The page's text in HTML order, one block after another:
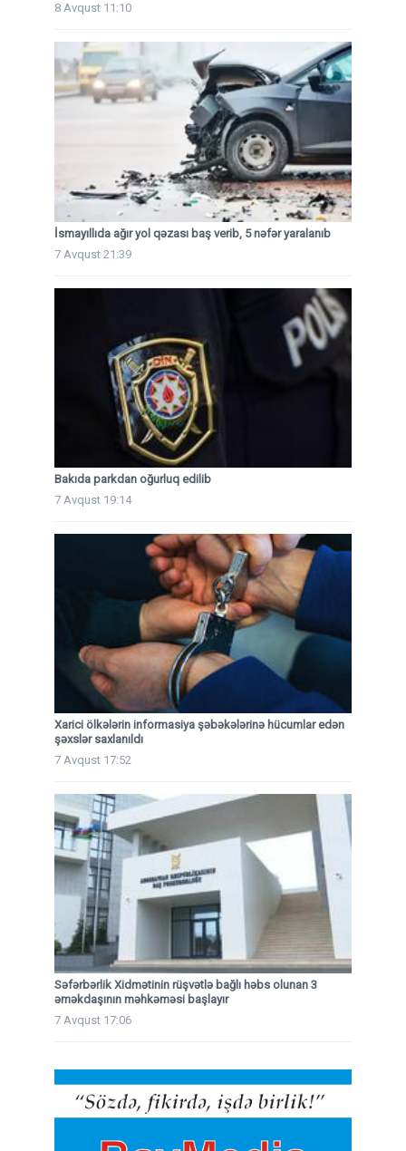
8 Avqust 11:10
İsmayıllıda ağır yol qəzası baş verib, 5 nəfər yaralanıb
7 Avqust 21:39
Bakıda parkdan oğurluq edilib
7 Avqust 19:14
Xarici ölkələrin informasiya şəbəkələrinə hücumlar edən
şəxslər saxlanıldı
7 Avqust 17:52
Səfərbərlik Xidmətinin rüşvətlə bağlı həbs olunan 3
əməkdaşının məhkəməsi başlayır
7 Avqust 17:06